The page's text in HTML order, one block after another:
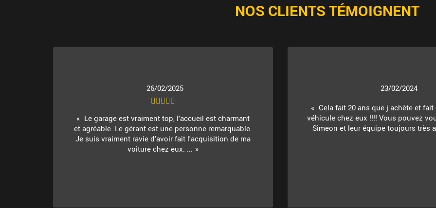
NOS CLIENTS TÉMOIGNENT
26/02/2025
Le garage est vraiment top, l'accueil est charmant
et agréable. Le gérant est une personne remarquable.
Je suis vraiment ravie d'avoir fait l'acquisition de ma
voiture chez eux. ...
23/02/2024
Cela fait 20 ans que j achète et
véhicule chez eux !!!! Vous pouvez
Simeon et leur équipe toujours très